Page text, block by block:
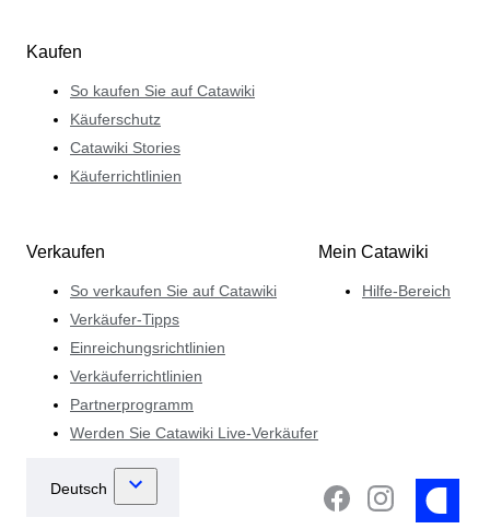
Kaufen
So kaufen Sie auf Catawiki
Käuferschutz
Catawiki Stories
Käuferrichtlinien
Verkaufen
So verkaufen Sie auf Catawiki
Verkäufer-Tipps
Einreichungsrichtlinien
Verkäuferrichtlinien
Partnerprogramm
Werden Sie Catawiki Live-Verkäufer
Mein Catawiki
Hilfe-Bereich